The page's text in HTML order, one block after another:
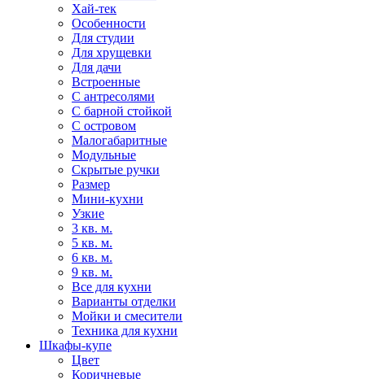
Хай-тек
Особенности
Для студии
Для хрущевки
Для дачи
Встроенные
С антресолями
С барной стойкой
С островом
Малогабаритные
Модульные
Скрытые ручки
Размер
Мини-кухни
Узкие
3 кв. м.
5 кв. м.
6 кв. м.
9 кв. м.
Все для кухни
Варианты отделки
Мойки и смесители
Техника для кухни
Шкафы-купе
Цвет
Коричневые